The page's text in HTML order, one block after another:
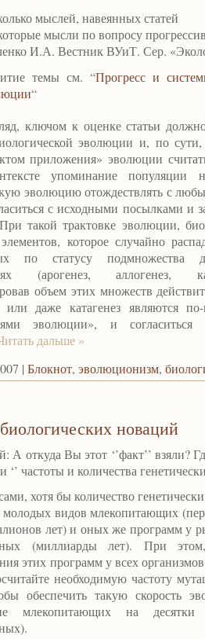
мыслей, навеянных статей
мысли по вопросу
И.А. Вестник ВУиТ. Сер.
темы см. “Прогресс и
“
ключом к оценке статьи
эволюции и, по
приложения» эволюции
упоминание
эволюцию отождествлять с
с исходными посылками и
такой трактовке эволюции,
которое случайно
по статусу подмножества
(арогенез, аллогенез,
объем этих множеств
или даже катагенез являются
эволюции», и
дальше »
| Блокнот, эволюционизм,
новаций
А откуда Вы этот ‘’факт’’ взяли?
‘’ частоты и количества
хотя бы количество
видов млекопитающих
лет) и оных же программ у
(миллиарды лет). При
этих программ у всех
необходимую частоту
обеспечить такую скорость
млекопитающих на